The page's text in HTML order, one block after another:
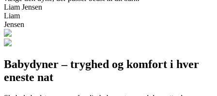
Liam Jensen
Liam
Jensen
Babydyner – tryghed og komfort i hver
eneste nat